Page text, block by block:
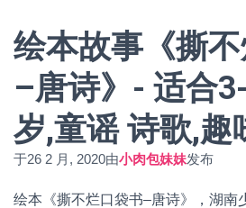
绘本故事《撕
–唐诗》- 适合
岁,童谣 诗歌,趣
于26 2 月, 2020由小肉包妹妹发布
绘本《撕不烂口袋书–唐诗》，湖南